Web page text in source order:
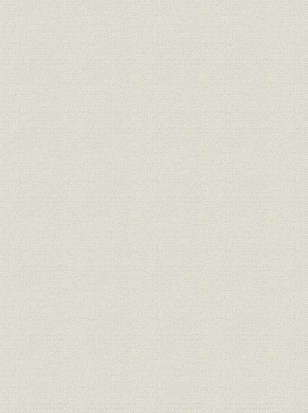
第二節 機器、工作物の試験並工手養成
第八章 表彰、追悼
第一節 表彰及慰安
第二節 電気界先賢頌徳祭
第三節 殉職者追悼祭
第九章 雑件
第一節 創立十週年記念会
第二節 震災に関する件
第三節 補助金、寄附金
第四節 御大典記念の為め其の社員の懲罰赦免方に付勧奨
附録
一、日本電気協会年譜
二、中央電気協会年譜
三、九州電気協会年譜
四、本会年譜